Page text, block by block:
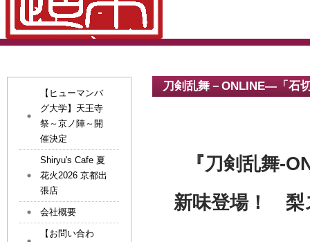
刀剣乱舞－ONLINE―「石
『刀剣乱舞-
新味登場！ 梨
【ヒューマンバ
グ大学】天王寺
祭～京ノ陣～開
催決定
Shiryu's Cafe 夏
花火2026 京都出
張店
会社概要
【お問い合わ